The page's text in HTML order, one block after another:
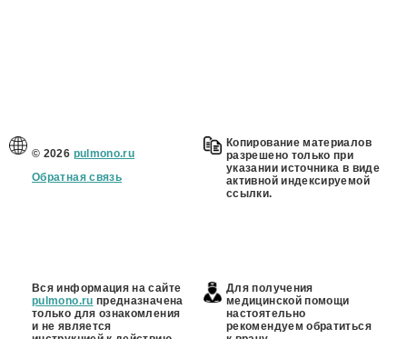
© 2026 pulmono.ru
Обратная связь
Копирование материалов
разрешено только при
указании источника в виде
активной индексируемой
ссылки.
Вся информация на сайте
pulmono.ru предназначена
только для ознакомления
и не является
Для получения
медицинской помощи
настоятельно
рекомендуем обратиться